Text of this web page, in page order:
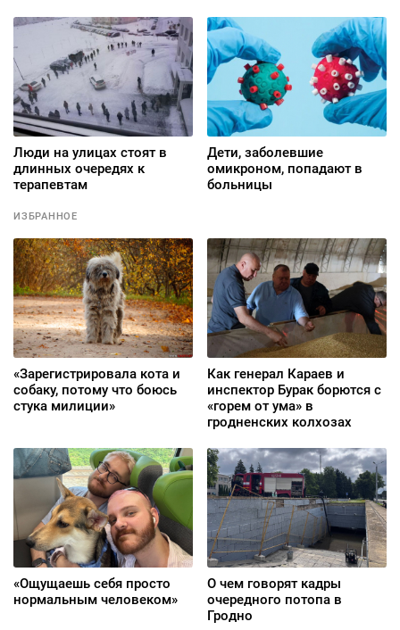
статистику
Люди на улицах стоят в
длинных очередях к
терапевтам
Дети, заболевшие
омикроном, попадают в
больницы
ИЗБРАННОЕ
«Зарегистрировала кота и
собаку, потому что боюсь
стука милиции»
Как генерал Караев и
инспектор Бурак борются с
«горем от ума» в
гродненских колхозах
«Ощущаешь себя просто
нормальным человеком»
О чем говорят кадры
очередного потопа в
Гродно